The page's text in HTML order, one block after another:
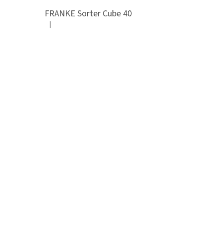
FRANKE Sorter Cube 40
Hodnocení produktu je 3 z 5 hvězdiček.
|